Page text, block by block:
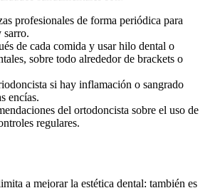
profesionales de forma periódica para
sarro.
de cada comida y usar hilo dental o
sobre todo alrededor de brackets o
si hay inflamación o sangrado
encías.
del ortodoncista sobre el uso de
regulares.
a mejorar la estética dental: también es